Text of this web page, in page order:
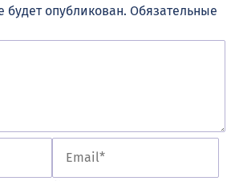
опубликован. Обязательные